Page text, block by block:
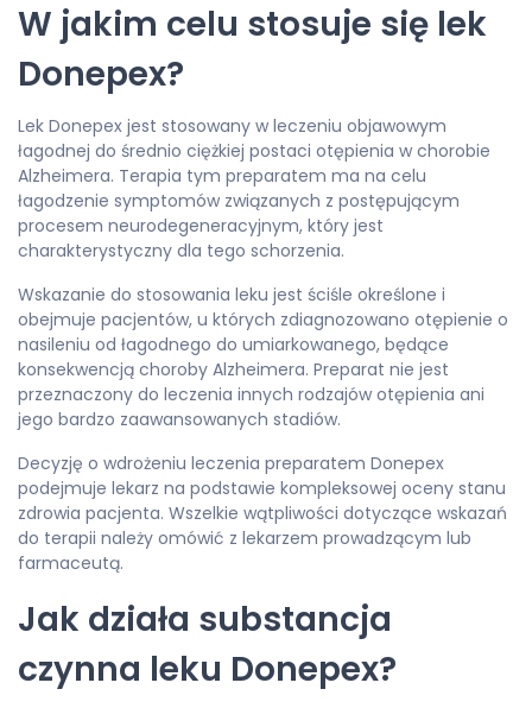
W jakim celu stosuje się lek
Donepex?
Lek Donepex jest stosowany w leczeniu objawowym
łagodnej do średnio ciężkiej postaci otępienia w chorobie
Alzheimera. Terapia tym preparatem ma na celu
łagodzenie symptomów związanych z postępującym
procesem neurodegeneracyjnym, który jest
charakterystyczny dla tego schorzenia.
Wskazanie do stosowania leku jest ściśle określone i
obejmuje pacjentów, u których zdiagnozowano otępienie o
nasileniu od łagodnego do umiarkowanego, będące
konsekwencją choroby Alzheimera. Preparat nie jest
przeznaczony do leczenia innych rodzajów otępienia ani
jego bardzo zaawansowanych stadiów.
Decyzję o wdrożeniu leczenia preparatem Donepex
podejmuje lekarz na podstawie kompleksowej oceny stanu
zdrowia pacjenta. Wszelkie wątpliwości dotyczące wskazań
do terapii należy omówić z lekarzem prowadzącym lub
farmaceutą.
Jak działa substancja
czynna leku Donepex?